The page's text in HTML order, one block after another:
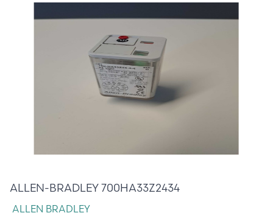
ALLEN-BRADLEY 700HA33Z2434
ALLEN BRADLEY